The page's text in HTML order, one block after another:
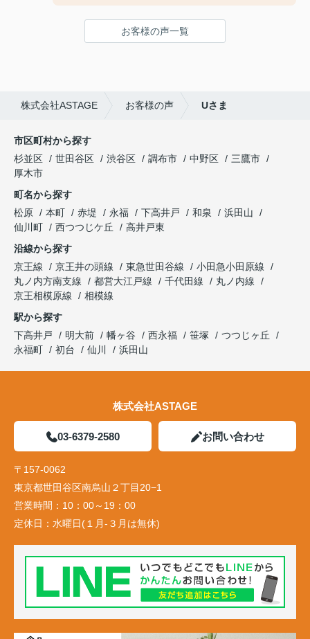
ってます！
ありがとうございました(^^♪
お客様の声一覧
株式会社ASTAGE お客様の声 Uさま
市区町村から探す
杉並区
世田谷区 渋谷区 調布市 中野区
三鷹市
厚木市
町名から探す
松原
本町 赤堤 永福 下高井戸 和泉
浜田山
仙川町
西つつじケ丘
高井戸東
沿線から探す
京王線
京王井の頭線 東急世田谷線
小田急小田原線
丸ノ内方南支線
都営大江戸線 千代田線
丸ノ内線
京王相模原線
相模線
駅から探す
下高井戸
明大前 幡ヶ谷 西永福 笹塚
つつじヶ丘
永福町
初台 仙川 浜田山
株式会社ASTAGE
03-6379-2580 お問い合わせ
〒157-0062
東京都世田谷区南烏山２丁目20−1
営業時間： 10：00～19：00
定休日： 水曜日(１月-３月は無休)